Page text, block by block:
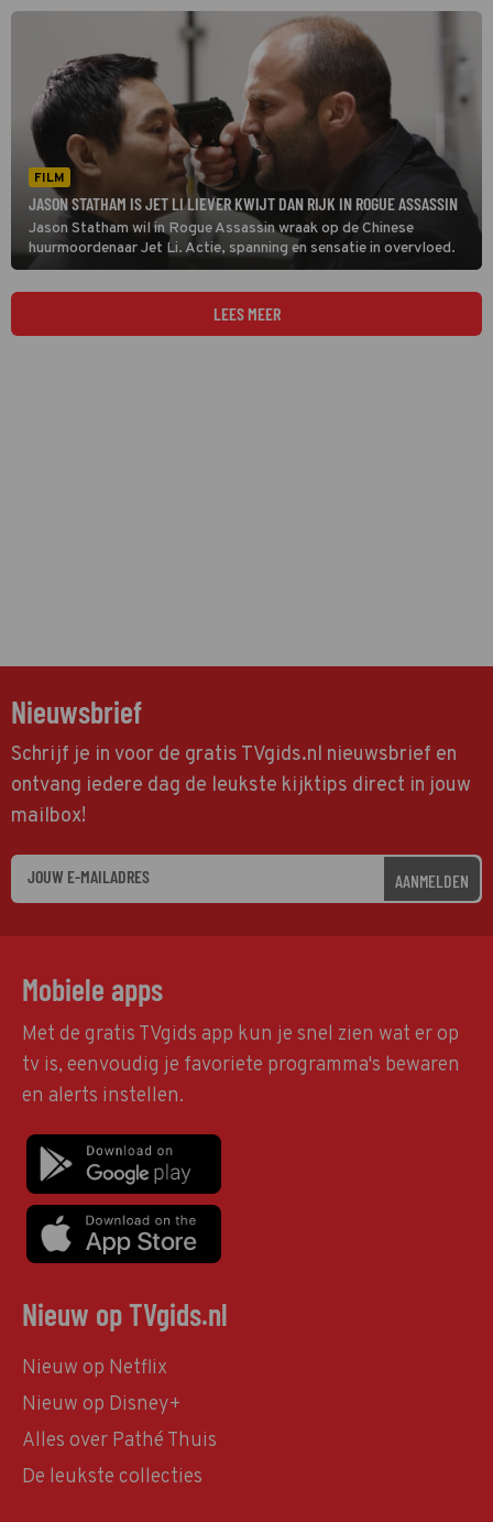
FILM
JASON STATHAM IS JET LI LIEVER KWIJT DAN RIJK IN ROGUE ASSASSIN
Jason Statham wil in Rogue Assassin wraak op de Chinese
huurmoordenaar Jet Li. Actie, spanning en sensatie in overvloed.
LEES MEER
Nieuwsbrief
Schrijf je in voor de gratis TVgids.nl nieuwsbrief en
ontvang iedere dag de leukste kijktips direct in jouw
mailbox!
AANMELDEN
Mobiele apps
Met de gratis TVgids app kun je snel zien wat er op
tv is, eenvoudig je favoriete programma's bewaren
en alerts instellen.
Nieuw op TVgids.nl
Nieuw op Netflix
Nieuw op Disney+
Alles over Pathé Thuis
De leukste collecties